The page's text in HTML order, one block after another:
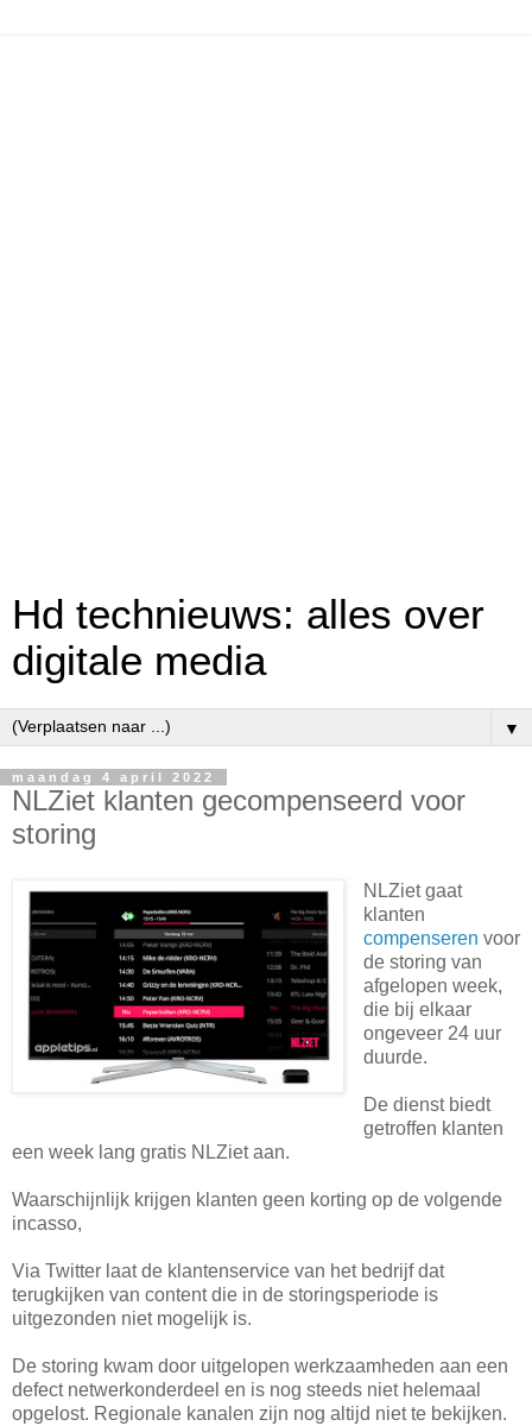
Hd technieuws: alles over
digitale media
▼
maandag 4 april 2022
NLZiet klanten gecompenseerd voor
storing
NLZiet gaat
klanten
compenseren voor
de storing van
afgelopen week,
die bij elkaar
ongeveer 24 uur
duurde.
De dienst biedt
getroffen klanten
een week lang gratis NLZiet aan.
Waarschijnlijk krijgen klanten geen korting op de volgende
incasso,
Via Twitter laat de klantenservice van het bedrijf dat
terugkijken van content die in de storingsperiode is
uitgezonden niet mogelijk is.
De storing kwam door uitgelopen werkzaamheden aan een
defect netwerkonderdeel en is nog steeds niet helemaal
opgelost. Regionale kanalen zijn nog altijd niet te bekijken.